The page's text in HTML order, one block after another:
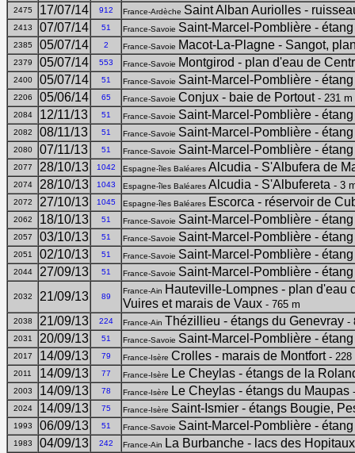
2475 17/07/14 912 France-Ardèche Saint Alban Auriolles -
2413 07/07/14 51 France-Savoie Saint-Marcel-Pomblière -
2385 05/07/14 2 France-Savoie Macot-La-Plagne - Sangot,
2379 05/07/14 553 France-Savoie Montgirod - plan d'eau de
2400 05/07/14 51 France-Savoie Saint-Marcel-Pomblière -
2206 05/06/14 65 France-Savoie Conjux - baie de Portout- 231 m
2084 12/11/13 51 France-Savoie Saint-Marcel-Pomblière -
2082 08/11/13 51 France-Savoie Saint-Marcel-Pomblière -
2080 07/11/13 51 France-Savoie Saint-Marcel-Pomblière -
2077 28/10/13 1042 Espagne-îles Baléares Alcudia - S'Albufera de
2074 28/10/13 1043 Espagne-îles Baléares Alcudia - S'Albufereta - 3
2072 27/10/13 1045 Espagne-îles Baléares Escorca - réservoir de
2062 18/10/13 51 France-Savoie Saint-Marcel-Pomblière -
2057 03/10/13 51 France-Savoie Saint-Marcel-Pomblière -
2051 02/10/13 51 France-Savoie Saint-Marcel-Pomblière -
2044 27/09/13 51 France-Savoie Saint-Marcel-Pomblière -
2032 21/09/13 89
France-Ain Hauteville-Lompnes - plan d'eau
Vuires et marais de Vaux - 765 m
2038 21/09/13 224 France-Ain Thézillieu - étangs du Genevray -
2031 20/09/13 51 France-Savoie Saint-Marcel-Pomblière -
2017 14/09/13 79 France-Isère Crolles - marais de Montfort- 228
2011 14/09/13 77 France-Isère Le Cheylas - étangs de la
2003 14/09/13 78 France-Isère Le Cheylas - étangs du Maupas
2024 14/09/13 75 France-Isère Saint-Ismier - étangs Bougie,
1993 06/09/13 51 France-Savoie Saint-Marcel-Pomblière -
1983 04/09/13 242 France-Ain La Burbanche - lacs des Hopitaux